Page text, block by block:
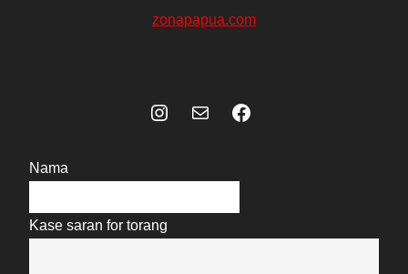
zonapapua.com
Instagram
Mail Celebes Today Social Media
Nama
Kase saran for torang